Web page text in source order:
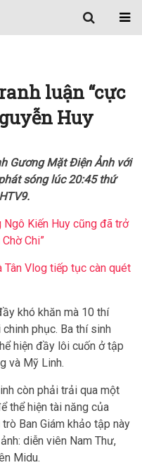
luận “cực
Huy
Gương Mặt Điện Ảnh với
sóng lúc 20:45 thứ
Kiến Huy cũng đã trở
Chi”
Tân Vlog tiếp tục càn quét
khó khăn mà 10 thí
phục. Ba thí sinh
hiện đầy lôi cuốn ở tập
và Mỹ Linh.
còn phải trải qua một
thể hiện tài năng của
Ban Giám khảo tập này
diễn viên Nam Thư,
Midu.